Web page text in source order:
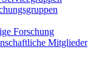
Forschung
Mitglieder